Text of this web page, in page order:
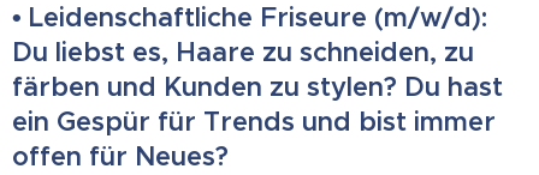
• Leidenschaftliche Friseure (m/w/d):
Du liebst es, Haare zu schneiden, zu
färben und Kunden zu stylen? Du hast
ein Gespür für Trends und bist immer
offen für Neues?